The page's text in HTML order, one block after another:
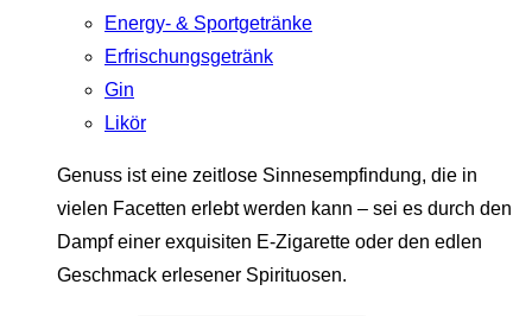
Energy- & Sportgetränke
Erfrischungsgetränk
Gin
Likör
Genuss ist eine zeitlose Sinnesempfindung, die in
vielen Facetten erlebt werden kann – sei es durch den
Dampf einer exquisiten E-Zigarette oder den edlen
Geschmack erlesener Spirituosen.